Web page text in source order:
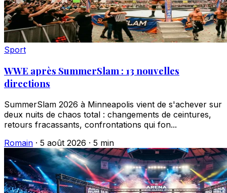
Sport
WWE après SummerSlam : 13 nouvelles
directions
SummerSlam 2026 à Minneapolis vient de s'achever sur
deux nuits de chaos total : changements de ceintures,
retours fracassants, confrontations qui fon...
Romain · 5 août 2026 · 5 min